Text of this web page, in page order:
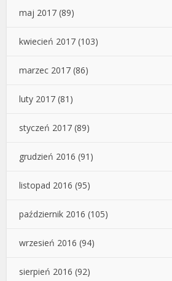
maj 2017 (89)
kwiecień 2017 (103)
marzec 2017 (86)
luty 2017 (81)
styczeń 2017 (89)
grudzień 2016 (91)
listopad 2016 (95)
październik 2016 (105)
wrzesień 2016 (94)
sierpień 2016 (92)